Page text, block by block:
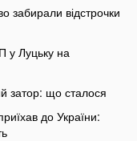
забирали відстрочки
у Луцьку на
затор: що сталося
до України: